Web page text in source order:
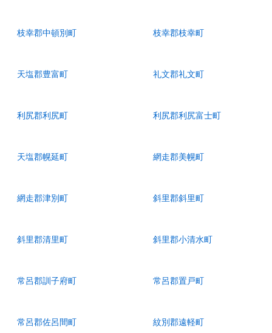
枝幸郡中頓別町 枝幸郡枝幸町
天塩郡豊富町 礼文郡礼文町
利尻郡利尻町 利尻郡利尻富士町
天塩郡幌延町 網走郡美幌町
網走郡津別町 斜里郡斜里町
斜里郡清里町 斜里郡小清水町
常呂郡訓子府町 常呂郡置戸町
常呂郡佐呂間町 紋別郡遠軽町